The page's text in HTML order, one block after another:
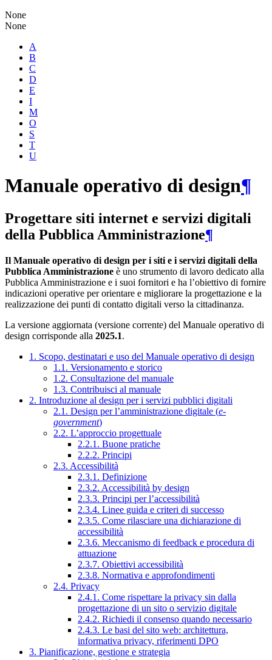
None
None
A
B
C
D
E
I
M
O
S
T
U
Manuale operativo di design¶
Progettare siti internet e servizi digitali
della Pubblica Amministrazione¶
Il Manuale operativo di design per i siti e i servizi digitali della
Pubblica Amministrazione è uno strumento di lavoro dedicato alla
Pubblica Amministrazione e i suoi fornitori e ha l’obiettivo di fornire
indicazioni operative per orientare e migliorare la progettazione e la
realizzazione dei punti di contatto digitali verso la cittadinanza.
La versione aggiornata (versione corrente) del Manuale operativo di
design corrisponde alla 2025.1.
1. Scopo, destinatari e uso del Manuale operativo di design
1.1. Versionamento e storico
1.2. Consultazione del manuale
1.3. Contribuisci al manuale
2. Introduzione al design per i servizi pubblici digitali
2.1. Design per l’amministrazione digitale (e-
government)
2.2. L’approccio progettuale
2.2.1. Buone pratiche
2.2.2. Principi
2.3. Accessibilità
2.3.1. Definizione
2.3.2. Accessibilità by design
2.3.3. Principi per l’accessibilità
2.3.4. Linee guida e criteri di successo
2.3.5. Come rilasciare una dichiarazione di
accessibilità
2.3.6. Meccanismo di feedback e procedura di
attuazione
2.3.7. Obiettivi accessibilità
2.3.8. Normativa e approfondimenti
2.4. Privacy
2.4.1. Come rispettare la privacy sin dalla
progettazione di un sito o servizio digitale
2.4.2. Richiedi il consenso quando necessario
2.4.3. Le basi del sito web: architettura,
informativa privacy, riferimenti DPO
3. Pianificazione, gestione e strategia